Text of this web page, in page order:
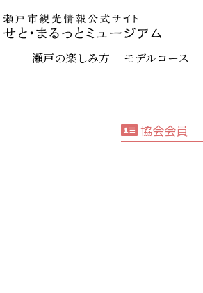
瀬戸の楽しみ方 モデルコース
協会会員